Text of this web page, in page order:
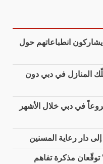
يشاركون انطباعاتهم حول
المنازل في دبي دون
تعلن تسليم 11 مشروعاً في دبي خلال الأشهر
دار رعاية المسنين
توقّعان مذكرة تفاهم